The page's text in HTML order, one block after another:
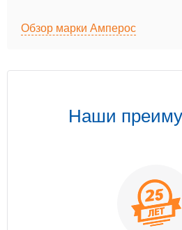
Обзор марки Амперос
Наши